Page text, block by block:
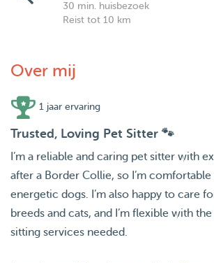
30 min. huisbezoek
Reist tot 10 km
Over mij
1 jaar ervaring
Trusted, Loving Pet Sitter 🐾
I’m a reliable and caring pet sitter with
after a Border Collie, so I’m
energetic dogs. I’m also happy to care
breeds and cats, and I’m flexible with
sitting services needed.